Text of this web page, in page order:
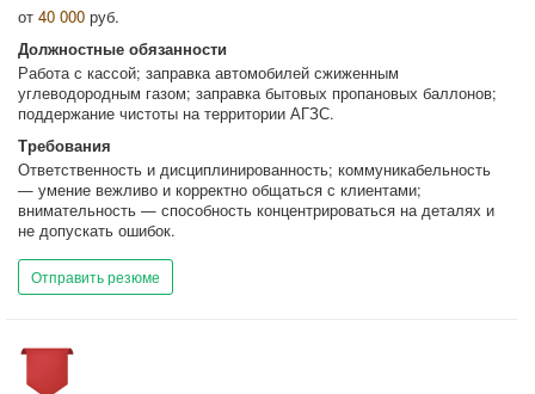
от 40 000 руб.
Должностные обязанности
Работа с кассой; заправка автомобилей сжиженным
углеводородным газом; заправка бытовых пропановых баллонов;
поддержание чистоты на территории АГЗС.
Требования
Ответственность и дисциплинированность; коммуникабельность
— умение вежливо и корректно общаться с клиентами;
внимательность — способность концентрироваться на деталях и
не допускать ошибок.
Отправить резюме